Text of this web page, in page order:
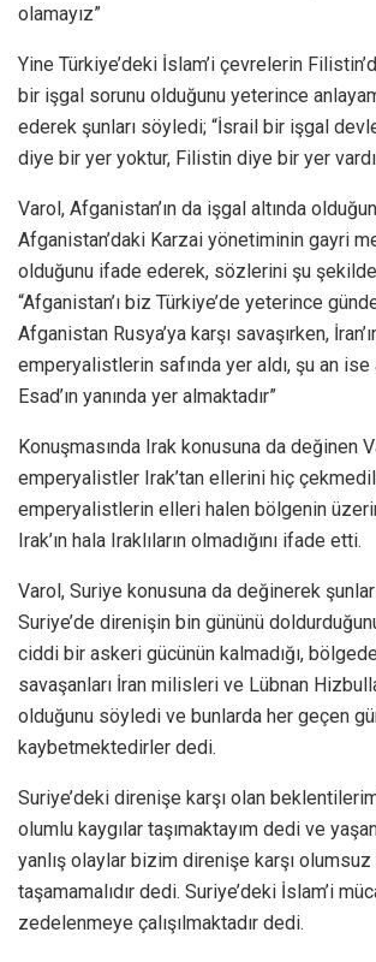
olamayız”
Yine Türkiye’deki İslam’i çevrelerin
bir işgal sorunu olduğunu yeterince
ederek şunları söyledi; “İsrail bir işgal
diye bir yer yoktur, Filistin diye bir yer
Varol, Afganistan’ın da işgal altında
Afganistan’daki Karzai yönetiminin gayri
olduğunu ifade ederek, sözlerini şu
“Afganistan’ı biz Türkiye’de yeterince
Afganistan Rusya’ya karşı savaşırken,
emperyalistlerin safında yer aldı, şu an ise
Esad’ın yanında yer almaktadır”
Konuşmasında Irak konusuna da değinen
emperyalistler Irak’tan ellerini hiç
emperyalistlerin elleri halen bölgenin
Irak’ın hala Iraklıların olmadığını ifade etti.
Varol, Suriye konusuna da değinerek
Suriye’de direnişin bin gününü
ciddi bir askeri gücünün kalmadığı,
savaşanları İran milisleri ve Lübnan
olduğunu söyledi ve bunlarda her geçen
kaybetmektedirler dedi.
Suriye’deki direnişe karşı olan
olumlu kaygılar taşımaktayım dedi ve
yanlış olaylar bizim direnişe karşı olumsuz
taşamamalıdır dedi. Suriye’deki İslam’i
zedelenmeye çalışılmaktadır dedi.